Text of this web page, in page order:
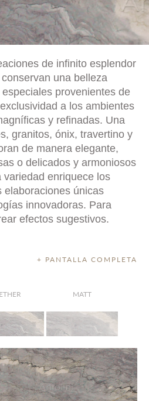
de infinito esplendor
una belleza
provenientes de
a los ambientes
y refinadas. Una
granitos, ónix, travertino y
de manera elegante,
o delicados y armoniosos
enriquece los
elaboraciones únicas
innovadoras. Para
efectos sugestivos.
+ PANTALLA COMPLETA
MATT